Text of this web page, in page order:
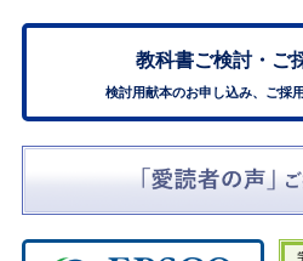
教科書ご検討・ ご
検討用献本のお申し込み、ご採